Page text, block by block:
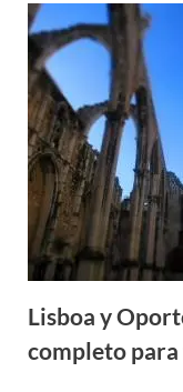
Lisboa y
completo